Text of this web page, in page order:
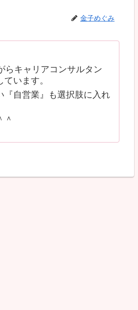
金子めぐみ
キャリアコンサルタン
います。
自営業』も選択肢に入れ
＾